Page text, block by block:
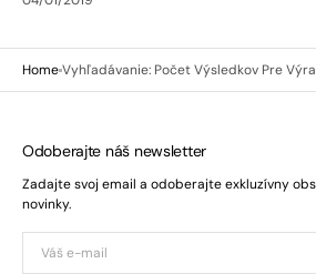
HomeVyhľadávanie: Počet Výsledkov Pre
Odoberajte náš newsletter
Zadajte svoj email a odoberajte exkluzívny
novinky.